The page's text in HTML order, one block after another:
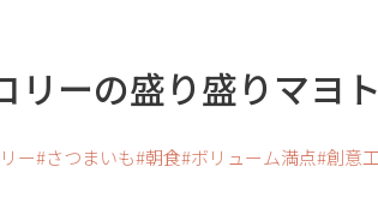
リーの盛り盛りマヨ
ー さつまいも 朝食 ボリューム満点 創意